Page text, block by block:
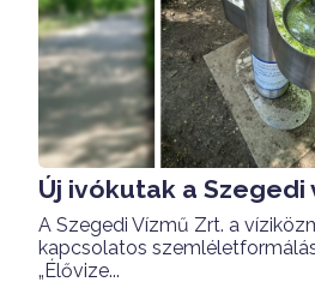
Új ivókutak a Szegedi
A Szegedi Vízmű Zrt. a
kapcsolatos
„Élővize...